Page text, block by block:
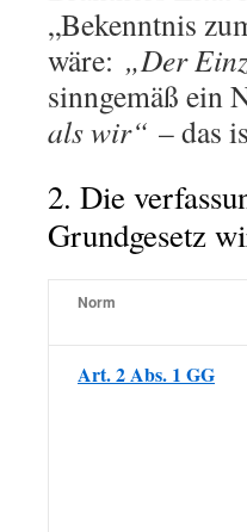
„Bekenntnis
wäre: „Der
sinngemäß ein
als wir“ – das
2. Die
Grundgesetz
Norm
Art. 2 Abs. 1 GG